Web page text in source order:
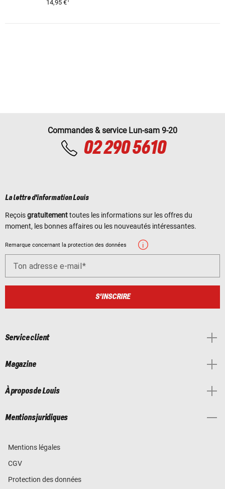
14,95 €
Commandes & service Lun-sam 9-20
02 290 5610
La lettre d'information Louis
Reçoisgratuitementtoutes les informations sur les offres du
moment, les bonnes affaires ou les nouveautés intéressantes.
Remarque concernant la protection des données
Ton adresse e-mail
S'INSCRIRE
Service client
Magazine
À propos de Louis
Mentions juridiques
Mentions légales
CGV
Protection des données